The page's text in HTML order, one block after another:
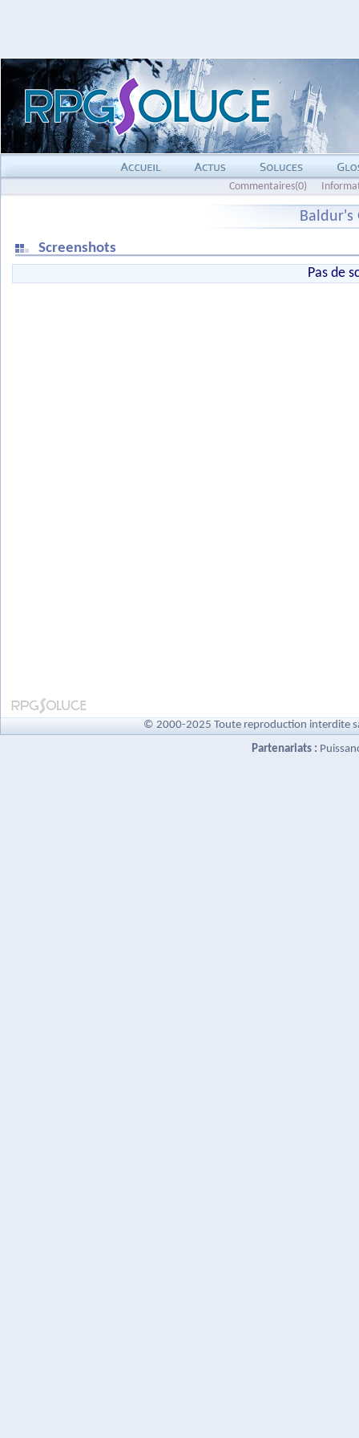
Commentaires(0)
Baldur's
Screenshots
Pas de
© 2000-2025 Toute reproduction interdite
Partenariats :